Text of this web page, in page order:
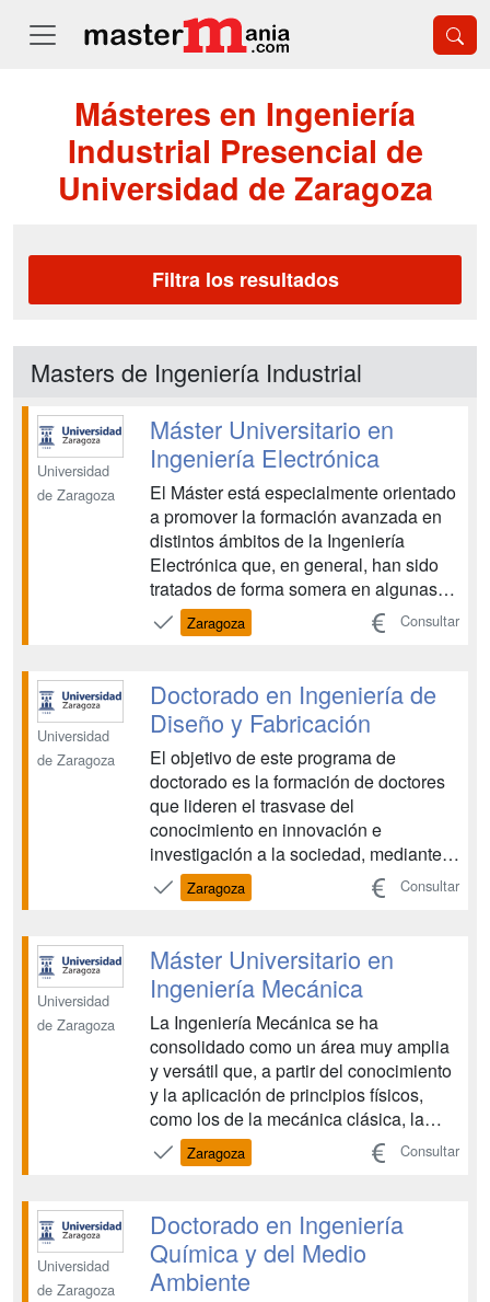
Másteres en Ingeniería
Industrial Presencial de
Universidad de Zaragoza
Filtra los resultados
Masters de Ingeniería Industrial
Universidad
de Zaragoza
Máster Universitario en
Ingeniería Electrónica
El Máster está especialmente orientado
a promover la formación avanzada en
distintos ámbitos de la Ingeniería
Electrónica que, en general, han sido
tratados de forma somera en algunas
de las titulaciones existentes de las
ramas de Ingenierías Industriales e
ciclos largos y cortos, Ingeniería en
Informática y Licen...
Zaragoza Consultar
Universidad
de Zaragoza
Doctorado en Ingeniería de
Diseño y Fabricación
El objetivo de este programa de
doctorado es la formación de doctores
que lideren el trasvase del
conocimiento en innovación e
investigación a la sociedad, mediante
el desarrollo de una investigación
original durante el inicio de su carrera
calidad, internacionalización,
innovación, reconocimiento y
movilidad. ...
Zaragoza Consultar
Universidad
de Zaragoza
Máster Universitario en
Ingeniería Mecánica
La Ingeniería Mecánica se ha
consolidado como un área muy amplia
y versátil que, a partir del conocimiento
y la aplicación de principios físicos,
como los de la mecánica clásica, la
termodinámica o los fenómenos de
transporte, tiene como objetivo el
mantenimiento de sistemas mecánicos.
Es una disciplina en continu...
Zaragoza Consultar
Universidad
de Zaragoza
Doctorado en Ingeniería
Química y del Medio
Ambiente